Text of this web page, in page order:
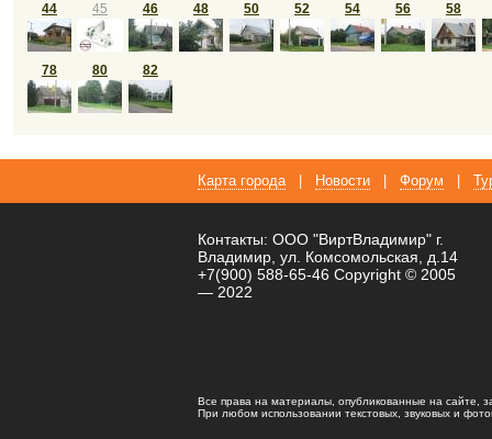
44 45 46 48 50 52 54 56 58
78 80 82
Карта города Новости Форум
Контакты: ООО "ВиртВладимир" г.
Владимир, ул. Комсомольская, д.14
+7(900) 588-65-46 Copyright © 2005
— 2022
Все права на материалы, опубликованные на сайте,
При любом использовании текстовых, звуковых и